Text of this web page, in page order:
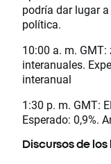
podría dar lugar
política.
10:00 a. m.
interanuales.
interanual
1:30 p. m. GMT:
Esperado: 0,9%.
Discursos de